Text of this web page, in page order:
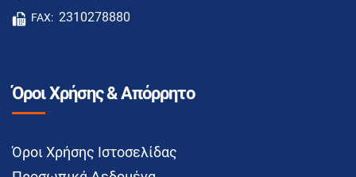
FAX: 2310278880
Όροι Χρήσης & Απόρρητο
Όροι Χρήσης Ιστοσελίδας